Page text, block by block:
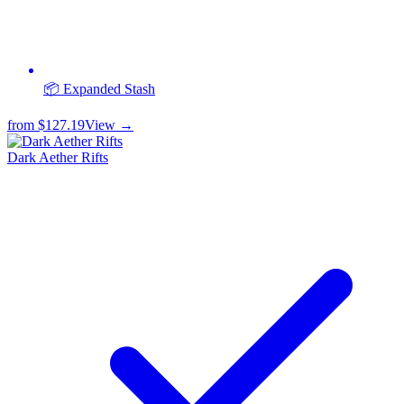
📦 Expanded Stash
from $127.19View →
Dark Aether Rifts